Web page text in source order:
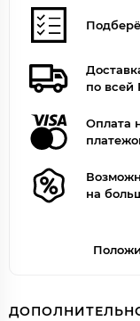
по всей
Оплата
на